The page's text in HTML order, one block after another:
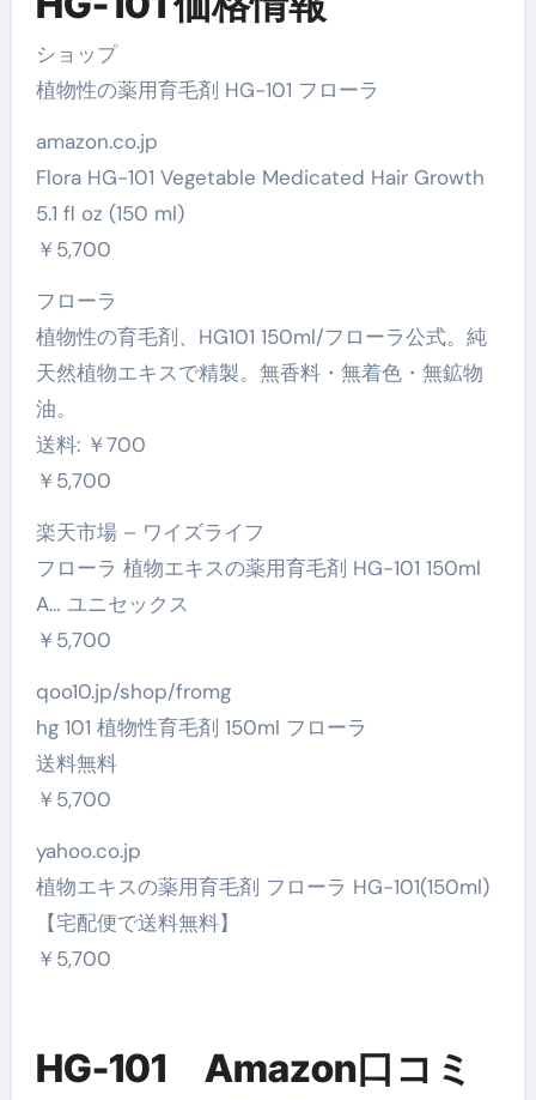
ショップ
植物性の薬用育毛剤 HG-101 フローラ
amazon.co.jp
Flora HG-101 Vegetable Medicated Hair Growth
5.1 fl oz (150 ml)
￥5,700
フローラ
植物性の育毛剤、HG101 150ml/フローラ公式。純
天然植物エキスで精製。無香料・無着色・無鉱物
油。
送料: ￥700
￥5,700
楽天市場 – ワイズライフ
フローラ 植物エキスの薬用育毛剤 HG-101 150ml
A… ユニセックス
￥5,700
qoo10.jp/shop/fromg
hg 101 植物性育毛剤 150ml フローラ
送料無料
￥5,700
yahoo.co.jp
植物エキスの薬用育毛剤 フローラ HG-101(150ml)
【宅配便で送料無料】
￥5,700
HG-101 Amazon口コミ